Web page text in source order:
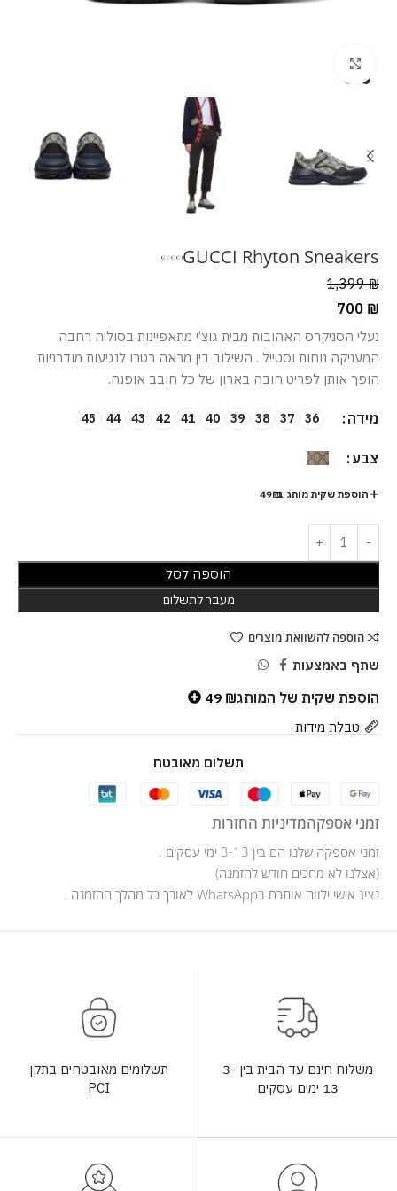
GUCCI Rhyton Sneakers
1,399₪
700 ₪
נעלי הסניקרס האהובות מבית גוצ’י מתאפיינות בסוליה רחבה
המעניקה נוחות וסטייל . השילוב בין מראה רטרו לנגיעות מודרניות
הופך אותן לפריט חובה בארון של כל חובב אופנה.
מידה 36
37
38
39
40
41
42
43
44
45
צבע
הוספת שקית מותג ב-49₪
הוספה לסל
מעבר לתשלום
הוספה להשוואת מוצרים
שתף באמצעות
הוספת שקית של המותג 49 ₪
טבלת מידות
תשלום מאובטח
זמני אספקהמדיניות החזרות
זמני אספקה שלנו הם בין 3-13 ימי עסקים .
(אצלנו לא מחכים חודש להזמנה)
נציג אישי ילווה אותכם בWhatsApp לאורך כל מהלך ההזמנה .
משלוח חינם עד הבית בין 3-
13 ימים עסקים
תשלומים מאובטחים בתקן
PCI